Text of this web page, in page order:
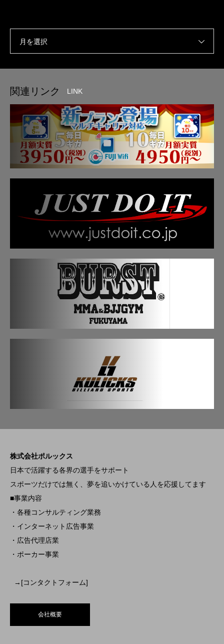
月を選択
関連リンク LINK
株式会社ポルックス
日本で活躍する各界の選手をサポート
スポーツだけでは無く、夢を追いかけている人を応援してます
■事業内容
・各種コンサルティング業務
・インターネット広告事業
・広告代理店業
・ポーカー事業
→[コンタクトフォーム]
会社概要